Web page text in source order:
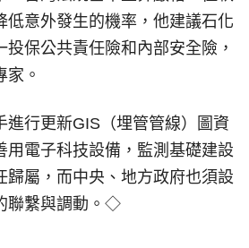
意外發生的機率，他建議石化
保公共責任險和內部安全險，
。
行更新GIS（埋管管線）圖資
電子科技設備，監測基礎建設
屬，而中央、地方政府也須設
聯繫與調動。◇